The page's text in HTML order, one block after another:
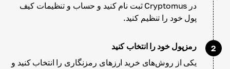
در Cryptomus ثبت نام کنید و حساب و تنظیمات کیف
پول خود را تنظیم کنید.
2
رمزپول خود را انتخاب کنید
یکی از روش‌های خرید ارزهای رمزنگاری را انتخاب کنید و